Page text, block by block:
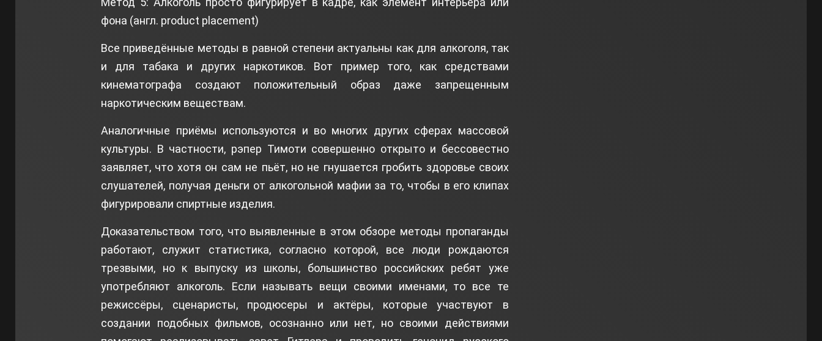
фона (англ. product placement)
Все приведённые методы в равной степени актуальны как для алкоголя, так
и для табака и других наркотиков. Вот пример того, как средствами
кинематографа создают положительный образ даже запрещенным
наркотическим веществам.
Аналогичные приёмы используются и во многих других сферах массовой
культуры. В частности, рэпер Тимоти совершенно открыто и бессовестно
заявляет, что хотя он сам не пьёт, но не гнушается гробить здоровье своих
слушателей, получая деньги от алкогольной мафии за то, чтобы в его клипах
фигурировали спиртные изделия.
Доказательством того, что выявленные в этом обзоре методы пропаганды
работают, служит статистика, согласно которой, все люди рождаются
трезвыми, но к выпуску из школы, большинство российских ребят уже
употребляют алкоголь. Если называть вещи своими именами, то все те
режиссёры, сценаристы, продюсеры и актёры, которые участвуют в
создании подобных фильмов, осознанно или нет, но своими действиями